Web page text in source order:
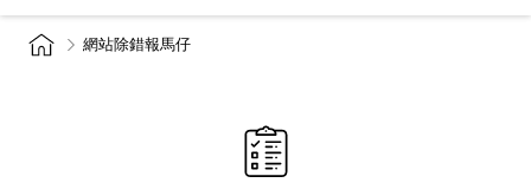
網站除錯報馬仔